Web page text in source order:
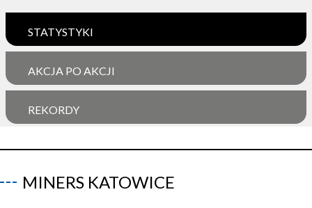
STATYSTYKI
AKCJA PO AKCJI
REKORDY
MINERS KATOWICE